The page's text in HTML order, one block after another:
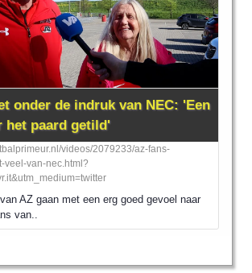
onder de indruk van NEC: 'Een
het paard getild'
videos/2079233/az-fans-
veel-van-nec.html?
AZ gaan met een erg goed gevoel naar
van..